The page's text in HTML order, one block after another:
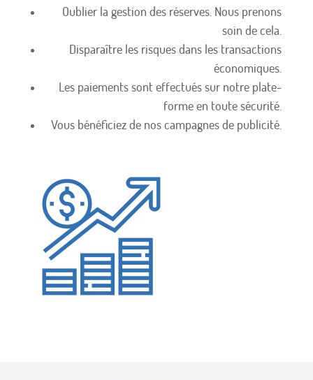
Oublier la gestion des réserves. Nous prenons
soin de cela.
Disparaître les risques dans les transactions
économiques.
Les paiements sont effectués sur notre plate-
forme en toute sécurité.
Vous bénéficiez de nos campagnes de publicité.